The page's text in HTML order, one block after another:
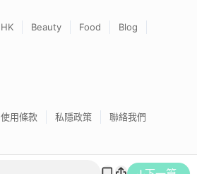
HK Beauty Food
Blog
使用條款 私隱政策 聯絡我們